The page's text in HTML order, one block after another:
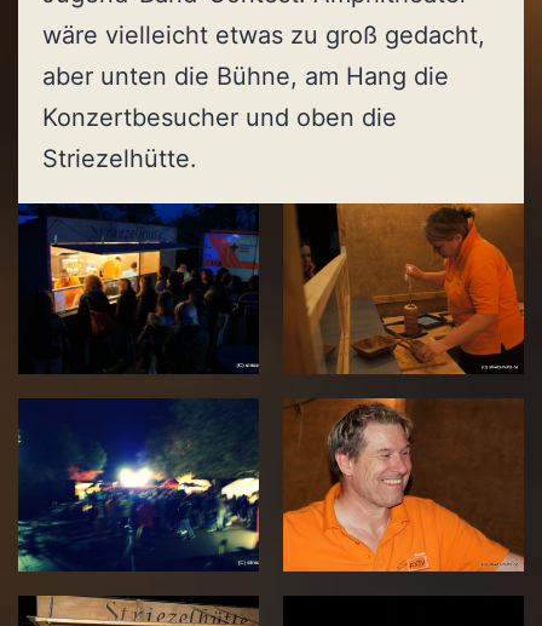
wäre vielleicht etwas zu groß gedacht,
aber unten die Bühne, am Hang die
Konzertbesucher und oben die
Striezelhütte.